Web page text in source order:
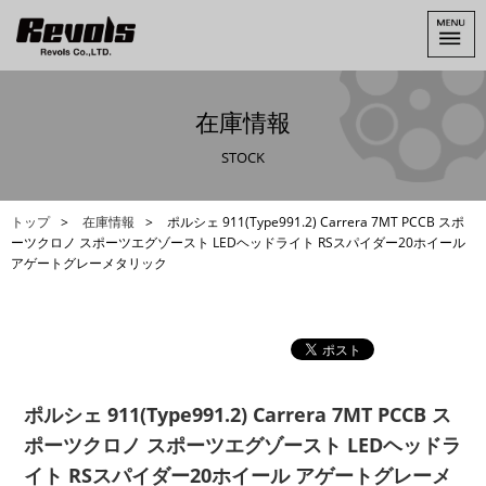
在庫情報
STOCK
トップ 在庫情報
ポルシェ 911(Type991.2) Carrera 7MT PCCB スポ
ーツクロノ スポーツエグゾースト LEDヘッドライト RSスパイダー20ホイール
アゲートグレーメタリック
ポルシェ 911(Type991.2) Carrera 7MT PCCB ス
ポーツクロノ スポーツエグゾースト LEDヘッドラ
イト RSスパイダー20ホイール アゲートグレーメ